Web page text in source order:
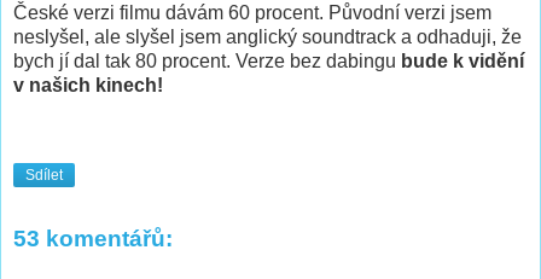
České verzi filmu dávám 60 procent. Původní verzi jsem
neslyšel, ale slyšel jsem anglický soundtrack a odhaduji, že
bych jí dal tak 80 procent. Verze bez dabingu bude k vidění
v našich kinech!
Sdílet
53 komentářů: